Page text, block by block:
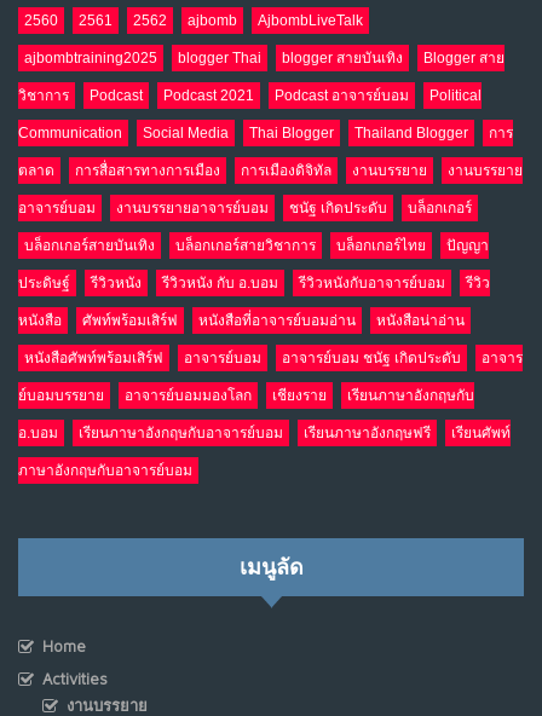
NO COMMENTS
10 อินโดนีเซีย กับเกมอำนาจที่มองไม่เห็น
เม.ย. 19, 2026
NO COMMENTS
2560 2561 2562 ajbomb AjbombLiveTalk
ajbombtraining2025 blogger Thai blogger สายบันเทิง Blogger สาย
วิชาการ Podcast Podcast 2021 Podcast อาจารย์บอม Political
Communication Social Media Thai Blogger Thailand Blogger การ
ตลาด การสื่อสารทางการเมือง การเมืองดิจิทัล งานบรรยาย งานบรรยาย
อาจารย์บอม งานบรรยายอาจารย์บอม ชนัฐ เกิดประดับ บล็อกเกอร์
บล็อกเกอร์สายบันเทิง บล็อกเกอร์สายวิชาการ บล็อกเกอร์ไทย ปัญญา
ประดิษฐ์ รีวิวหนัง รีวิวหนัง กับ อ.บอม รีวิวหนังกับอาจารย์บอม รีวิว
หนังสือ ศัพท์พร้อมเสิร์ฟ หนังสือที่อาจารย์บอมอ่าน หนังสือน่าอ่าน
หนังสือศัพท์พร้อมเสิร์ฟ อาจารย์บอม อาจารย์บอม ชนัฐ เกิดประดับ อาจาร
ย์บอมบรรยาย อาจารย์บอมมองโลก เชียงราย เรียนภาษาอังกฤษกับ
อ.บอม เรียนภาษาอังกฤษกับอาจารย์บอม เรียนภาษาอังกฤษฟรี เรียนศัพท์
ภาษาอังกฤษกับอาจารย์บอม
เมนูลัด
Home
Activities
งานบรรยาย